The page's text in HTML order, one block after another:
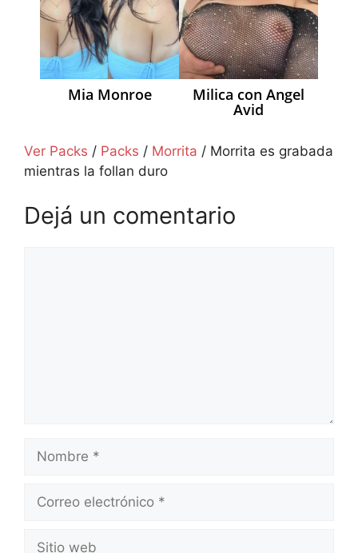
Mia Monroe Milica con Angel
Avid
Ver Packs / Packs / Morrita / Morrita es grabada
mientras la follan duro
Dejá un comentario
electrónico